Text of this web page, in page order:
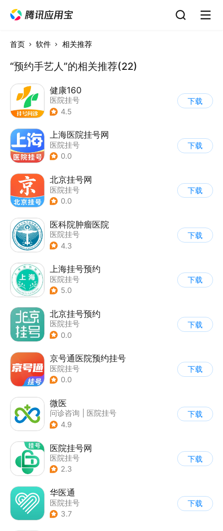
首页 软件 相关推荐
“预约手艺人”的相关推荐(22)
健康160
医院挂号
4.5
下载
上海医院挂号网
医院挂号
0.0
下载
北京挂号网
医院挂号
0.0
下载
医科院肿瘤医院
医院挂号
4.3
下载
上海挂号预约
医院挂号
5.0
下载
北京挂号预约
医院挂号
0.0
下载
京号通医院预约挂号
医院挂号
0.0
下载
微医
问诊咨询
医院挂号
4.9
下载
医院挂号网
医院挂号
2.3
下载
华医通
医院挂号
3.7
下载